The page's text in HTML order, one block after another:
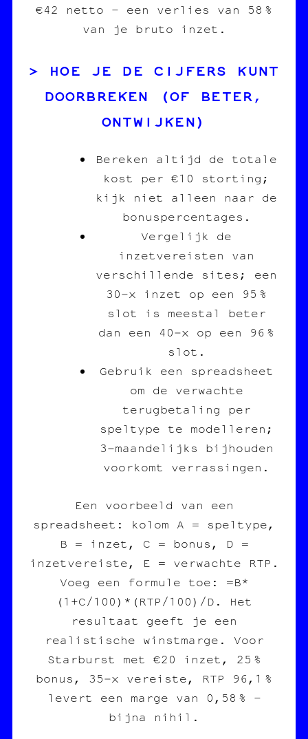
€42 netto – een verlies van 58 %
van je bruto inzet.
HOE JE DE CIJFERS KUNT
DOORBREKEN (OF BETER,
ONTWIJKEN)
Bereken altijd de totale
kost per €10 storting;
kijk niet alleen naar de
bonuspercentages.
Vergelijk de
inzetvereisten van
verschillende sites; een
30‑x inzet op een 95 %
slot is meestal beter
dan een 40‑x op een 96 %
slot.
Gebruik een spreadsheet
om de verwachte
terugbetaling per
speltype te modelleren;
3‑maandelijks bijhouden
voorkomt verrassingen.
Een voorbeeld van een
spreadsheet: kolom A = speltype,
B = inzet, C = bonus, D =
inzetvereiste, E = verwachte RTP.
Voeg een formule toe: =B*
(1+C/100)*(RTP/100)/D. Het
resultaat geeft je een
realistische winstmarge. Voor
Starburst met €20 inzet, 25 %
bonus, 35‑x vereiste, RTP 96,1 %
levert een marge van 0,58 % –
bijna nihil.